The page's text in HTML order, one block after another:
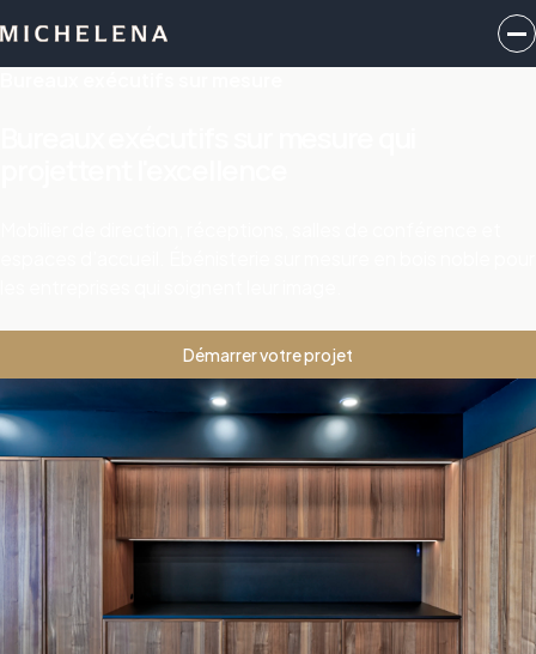
Démarrer votre projet
Bureaux exécutifs MICHELENA
L'espace de travail comme
prolongement de l'identité de
marque
Un bureau exécutif sur mesure ne se limite pas à un
meuble fonctionnel. C’est l’environnement dans lequel un
dirigeant reçoit ses clients, négocie ses mandats et
représente son organisation. Le choix du matériau, la